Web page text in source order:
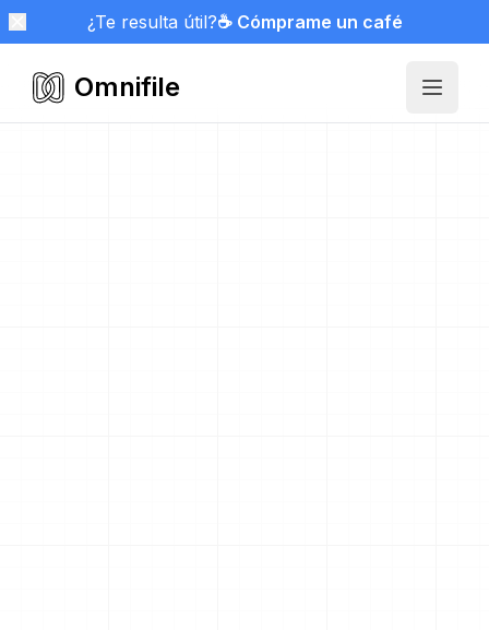
¿Te resulta útil?☕ Cómprame un café
Omnifile